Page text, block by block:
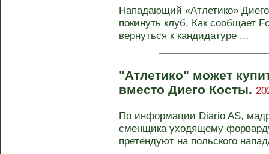
Нападающий «Атлетико»
покинуть клуб. Как сообщает
вернуться к кандидатуре ...
"Атлетико" может
вместо Диего Косты.
По информации Diario AS,
сменщика уходящему
претендуют на польского